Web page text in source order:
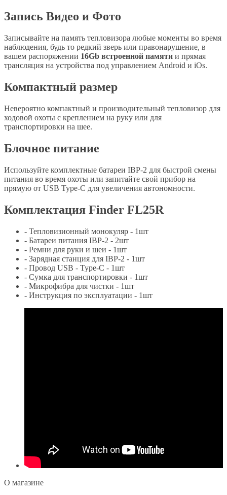
Запись Видео и Фото
Записывайте на память тепловизора любые моменты во время
наблюдения, будь то редкий зверь или правонарушение, в
вашем распоряжении 16Gb встроенной памяти и прямая
трансляция на устройства под управлением Android и iOs.
Компактный размер
Невероятно компактный и производительный тепловизор для
ходовой охоты с креплением на руку или для
транспортировки на шее.
Блочное питание
Используйте комплектные батареи IBP-2 для быстрой смены
питания во время охоты или запитайте свой прибор на
прямую от USB Type-C для увеличения автономности.
Комплектация Finder FL25R
- Тепловизионный монокуляр - 1шт
- Батареи питания IBP-2 - 2шт
- Ремни для руки и шеи - 1шт
- Зарядная станция для IBP-2 - 1шт
- Провод USB - Type-C - 1шт
- Сумка для транспортировки - 1шт
- Микрофибра для чистки - 1шт
- Инструкция по эксплуатации - 1шт
O магазине